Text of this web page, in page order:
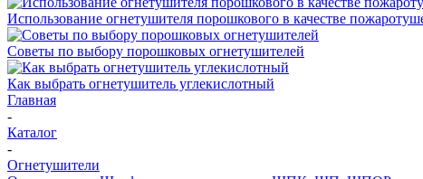
Использование огнетушителя порошкового в качестве
Советы по выбору порошковых огнетушителей
Как выбрать огнетушитель углекислотный
Главная
-
Каталог
-
Огнетушители